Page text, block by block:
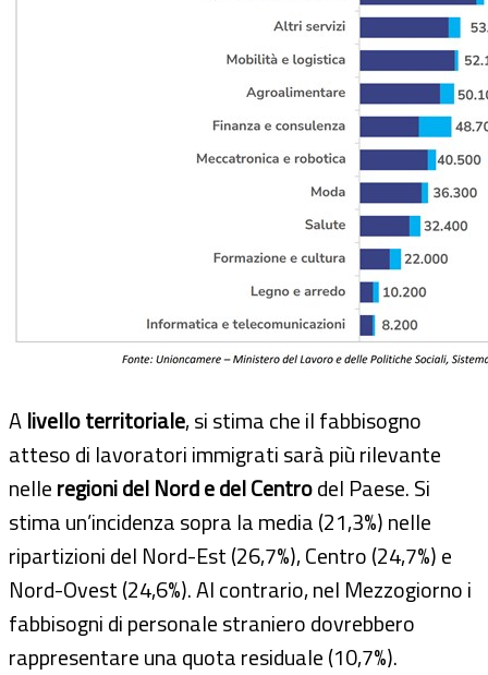
Alivello territoriale, si stima che il fabbisogno
atteso di lavoratori immigrati sarà più rilevante
nelleregioni del Nord e del Centrodel Paese. Si
stima un’incidenza sopra la media (21,3%) nelle
ripartizioni del Nord-Est (26,7%), Centro (24,7%) e
Nord-Ovest (24,6%). Al contrario, nel Mezzogiorno i
fabbisogni di personale straniero dovrebbero
rappresentare una quota residuale (10,7%).